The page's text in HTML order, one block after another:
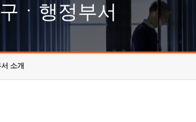
의소리
계약 현황ㆍ행정부서
서 소개